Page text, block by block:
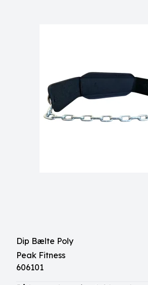
Dip Bælte Poly
Peak Fitness
606101